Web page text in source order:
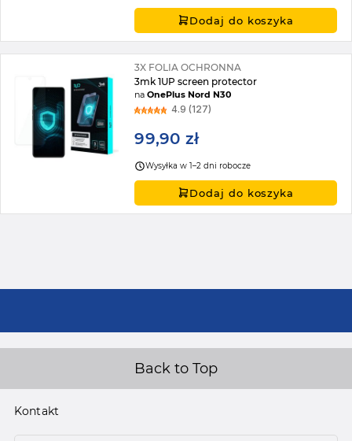
Dodaj do koszyka
3X FOLIA OCHRONNA
3mk 1UP screen protector
naOnePlus Nord N30
4.9 (127)
99,90 zł
Wysyłka w 1–2 dni robocze
Dodaj do koszyka
Back to Top
Kontakt